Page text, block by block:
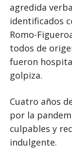
agredida
identificados
Romo-
todos de
fueron
golpiza.
Cuatro años
por la
culpables y
indulgente.